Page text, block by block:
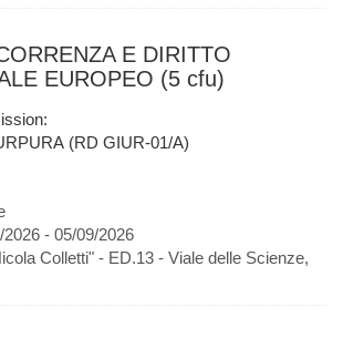
E DIRITTO
EUROPEO (5 cfu)
(RD GIUR-01/A)
2026 - 05/09/2026
Colletti" - ED.13 - Viale delle Scienze,